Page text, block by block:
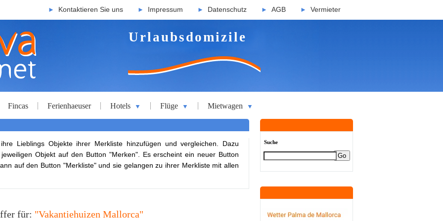
► Kontaktieren Sie uns ► Impressum ► Datenschutz ► AGB ► Vermieter
Urlaubsdomizile
Fincas Ferienhaeuser Hotels ▼ Flüge ▼ Mietwagen ▼
Suche
Lieblings Objekte ihrer Merkliste hinzufügen und vergleichen. Dazu
Objekt auf den Button "Merken". Es erscheint ein neuer Button
auf den Button "Merkliste" und sie gelangen zu ihrer Merkliste mit allen
für: "Vakantiehuizen Mallorca"